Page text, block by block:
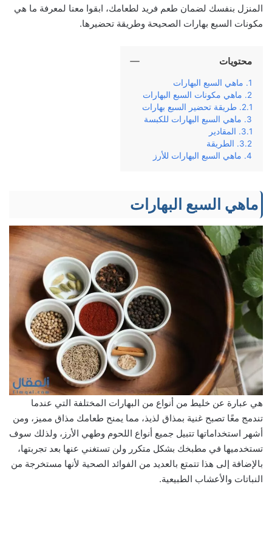
المنزل بنفسك لضمان طعم فريد لطعامك، ابقوا معنا لمعرفة ما هي
مكونات السبع بهارات الصحيحة وطريقة تحضيرها.
محتويات
ماهي السبع البهارات
ماهي مكونات السبع البهارات
طريقة تحضير السبع بهارات
ماهي السبع البهارات للكبسة
المقادير
الطريقة
ماهي السبع البهارات للأرز
ماهي السبع البهارات
هي عبارة عن خليط من أنواع من البهارات المختلفة التي عندما
تندمج معًا تصبح غنية بمذاق لذيذ، مما يمنح طعامك مذاق مميز، ومن
أشهر استخداماتها تتبيل جميع أنواع اللحوم وطهي الأرز، ولذلك سوف
تستخدميها في مطبخك بشكل متكرر ولن تستغني عنها بعد تجربتها،
بالإضافة إلى هذا تتمتع بالعديد من الفوائد الصحية لأنها مستخرجة من
النباتات والأعشاب الطبيعية.